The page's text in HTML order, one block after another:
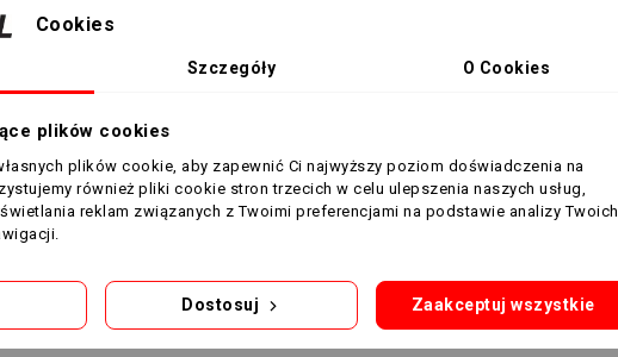
96-100 79-83
100-104
104-110 87-93
Cookies
Szczegóły O Cookies
plików cookies
plików cookie, aby zapewnić Ci najwyższy poziom doświadczenia na
również pliki cookie stron trzecich w celu ulepszenia naszych usług,
reklam związanych z Twoimi preferencjami na podstawie analizy Twoich
Dostosuj Zaakceptuj wszystkie